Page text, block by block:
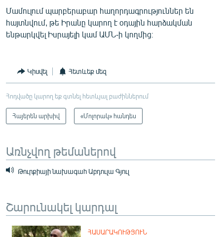
Մամուլում պարբերաբար հաղորդագրություններ են
հայտնվում, թե Իրանը կարող է օդային հարձակման
ենթարկվել Իսրայելի կամ ԱՄՆ-ի կողմից։
Կիսվել Հետևեք մեզ
Հոդվածը կարող եք գտնել հետևյալ բաժիններում
Հայերեն արխիվ «Մոլորակ» հանդես
Առնչվող թեմաներով
Թուրքիայի նախագահ Աբդուլա Գյուլ
Շարունակել կարդալ
ՀԱՍԱՐԱԿՈՒԹՅՈՒՆ